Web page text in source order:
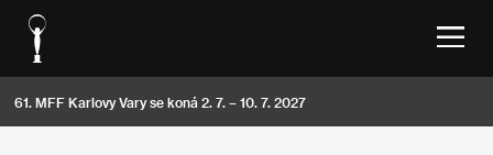
61. MFF Karlovy Vary se koná 2. 7. – 10. 7. 2027